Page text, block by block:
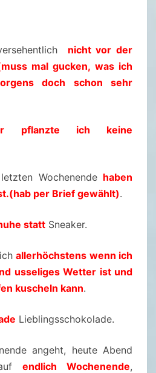
F
Ü
L
R
1
.
0
2
0
2
nicht vor der
mal gucken, was ich
doch schon sehr
pflanzte ich keine
Wochenende haben
per Brief gewählt).
statt Sneaker.
allerhöchstens wenn ich
usseliges Wetter ist und
kuscheln kann.
Lieblingsschokolade.
angeht, heute Abend
aufendlich Wochenende,